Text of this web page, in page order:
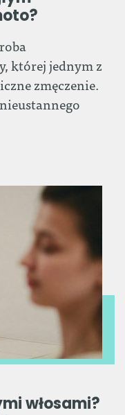
której jednym z
zmęczenie.
włosami?